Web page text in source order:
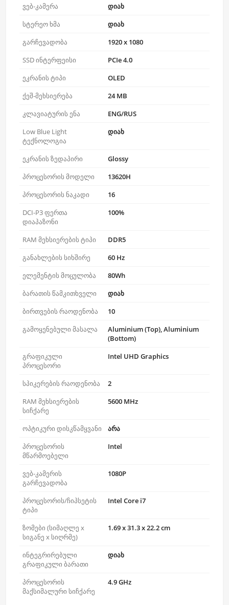
ვებ-კამერა
დიახ
სტერეო ხმა
დიახ
გარჩევადობა
1920 x 1080
SSD ინტერფეისი
PCIe 4.0
ეკრანის ტიპი
OLED
ქეშ-მეხსიერება
24 MB
კლავიატურის ენა
ENG/RUS
Low Blue Light
ტექნოლოგია
დიახ
ეკრანის ზედაპირი
Glossy
პროცესორის მოდელი
13620H
პროცესორის ნაკადი
16
DCI-P3 ფერთა
დიაპაზონი
100%
RAM მეხსიერების ტიპი
DDR5
განახლების სიხშირე
60 Hz
ელემენტის მოცულობა
80Wh
ბარათის წამკითხველი
დიახ
ბირთვების რაოდენობა
10
გამოყენებული მასალა
Aluminium (Top), Aluminium
(Bottom)
გრაფიკული
პროცესორი
Intel UHD Graphics
სპიკერების რაოდენობა
2
RAM მეხსიერების
სიჩქარე
5600 MHz
ოპტიკური დისკწამყვანი
არა
პროცესორის
მწარმოებელი
Intel
ვებ-კამერის
გარჩევადობა
1080P
პროცესორის/ჩიპსეტის
ტიპი
Intel Core i7
ზომები (სიმაღლე x
სიგანე x სიღრმე)
1.69 x 31.3 x 22.2 cm
ინტეგრირებული
გრაფიკული ბარათი
დიახ
პროცესორის
მაქსიმალური სიჩქარე
4.9 GHz